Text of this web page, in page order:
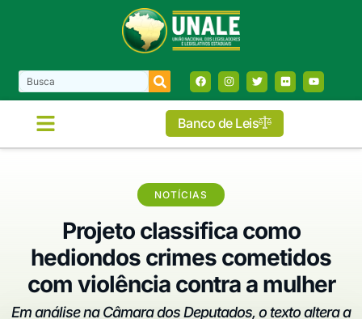
Banco de Leis
NOTÍCIAS
Projeto classifica como
hediondos crimes cometidos
com violência contra a mulher
Em análise na Câmara dos Deputados, o texto altera a